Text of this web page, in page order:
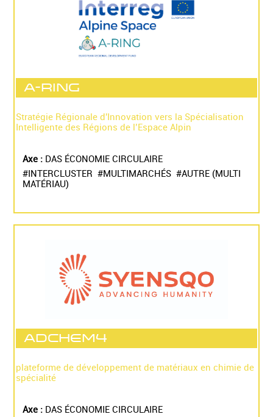
A-RING
Stratégie Régionale d'Innovation vers la Spécialisation
Intelligente des Régions de l’Espace Alpin
Axe : DAS ÉCONOMIE CIRCULAIRE
#INTERCLUSTER #MULTIMARCHÉS #AUTRE (MULTI
MATÉRIAU)
ADCHEM4
plateforme de développement de matériaux en chimie de
spécialité
Axe : DAS ÉCONOMIE CIRCULAIRE